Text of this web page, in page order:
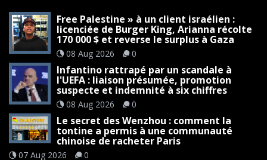
Free Palestine » à un client israélien :
licenciée de Burger King, Arianna récolte
170 000 $ et reverse le surplus à Gaza
08 Aug 2026 0
Infantino rattrapé par un scandale à
l'UEFA : liaison présumée, promotion
suspecte et indemnité à six chiffres
08 Aug 2026 0
Le secret des Wenzhou : comment la
tontine a permis à une communauté
chinoise de racheter Paris
07 Aug 2026 0